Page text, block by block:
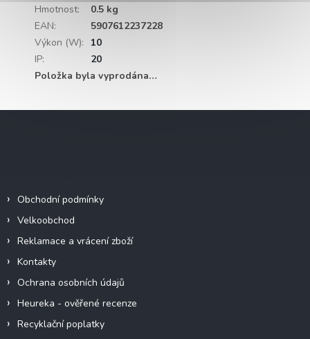
Hmotnost:
0.5 kg
EAN:
5907612237228
Výkon (W):
10
IP:
20
Položka byla vyprodána…
Obchodní podmínky
Velkoobchod
Reklamace a vrácení zboží
Kontakty
Ochrana osobních údajů
Heureka - ověřené recenze
Recyklační poplatky